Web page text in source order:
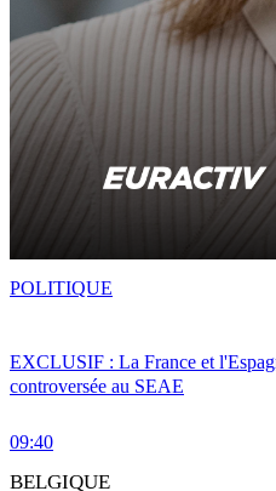
EXCLUSIF : La France et
controversée au SEAE
09:40
POLITIQUE
BELGIQUE